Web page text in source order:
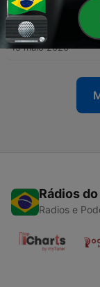
5 - A visão do
Givanaldo
15 maio 2020
Rádios
Radios e